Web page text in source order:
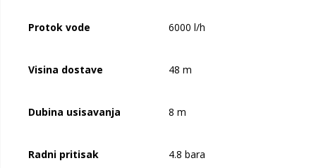
Protok vode 6000 l/h
Visina dostave 48 m
Dubina usisavanja 8 m
Radni pritisak 4.8 bara